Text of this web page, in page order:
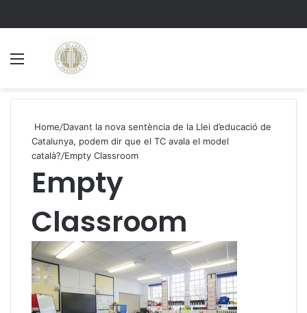
Home/Davant la nova sentència de la Llei d’educació de
Catalunya, podem dir que el TC avala el model
català?/Empty Classroom
Empty
Classroom